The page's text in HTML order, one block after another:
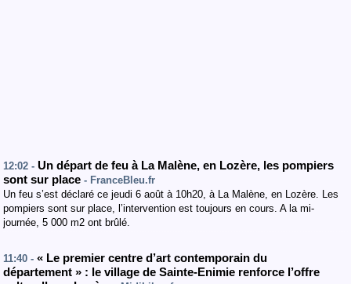
12:02 - Un départ de feu à La Malène, en Lozère, les pompiers
sont sur place - FranceBleu.fr
Un feu s’est déclaré ce jeudi 6 août à 10h20, à La Malène, en Lozère. Les
pompiers sont sur place, l’intervention est toujours en cours. A la mi-
journée, 5 000 m2 ont brûlé.
11:40 - « Le premier centre d’art contemporain du
département » : le village de Sainte-Enimie renforce l’offre